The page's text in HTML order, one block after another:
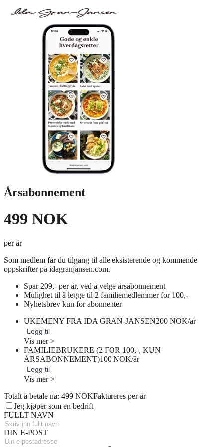
Årsabonnement
499 NOK
per år
Som medlem får du tilgang til alle eksisterende og kommende
oppskrifter på idagranjansen.com.
Spar 209,- per år, ved å velge årsabonnement
Mulighet til å legge til 2 familiemedlemmer for 100,-
Nyhetsbrev kun for abonnenter
UKEMENY FRA IDA GRAN-JANSEN200 NOK/år
Legg til
Vis mer >
FAMILIEBRUKERE (2 FOR 100,-, KUN
ÅRSABONNEMENT)100 NOK/år
Legg til
Vis mer >
Totalt å betale nå: 499 NOKFaktureres per år
Jeg kjøper som en bedrift
FULLT NAVN
DIN E-POST